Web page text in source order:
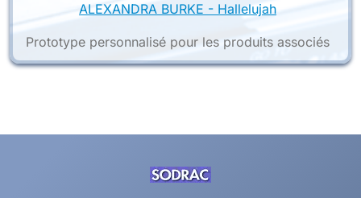
ALEXANDRA BURKE - Hallelujah
Prototype personnalisé pour les produits associés